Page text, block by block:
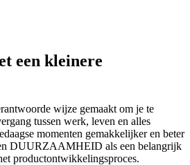
een kleinere
wijze gemaakt om je te
tussen werk, leven en alles
momenten gemakkelijker en beter
DUURZAAMHEID als een belangrijk
productontwikkelingsproces.